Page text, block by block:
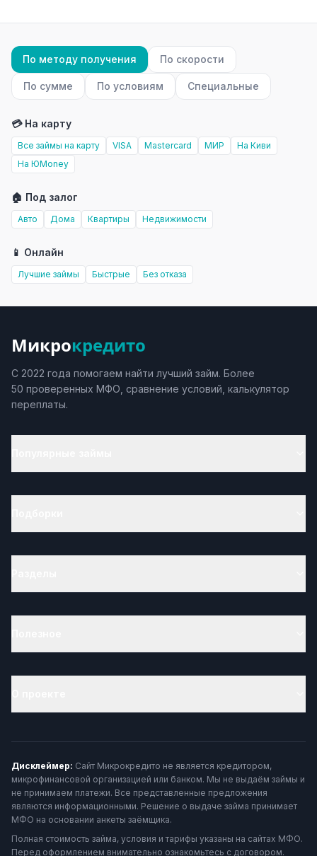
По методу получения По скорости
По сумме По условиям Специальные
💳 На карту
Все займы на карту VISA Mastercard МИР
На Киви
На ЮMoney
🏠 Под залог
Авто Дома Квартиры Недвижимости
📱 Онлайн
Лучшие займы Быстрые Без отказа
Микрокредито
С 2022 года помогаем найти лучший займ. Более
50 проверенных МФО, сравнение условий, калькулятор
переплаты.
Дисклеймер: Сайт Микрокредито не является кредитором,
микрофинансовой организацией или банком. Мы не выдаём займы и
не принимаем платежи. Все представленные предложения
являются информационными. Решение о выдаче займа принимает
МФО на основании анкеты заёмщика.
Полная стоимость займа, условия и тарифы указаны на сайтах МФО.
Перед оформлением внимательно ознакомьтесь с договором.